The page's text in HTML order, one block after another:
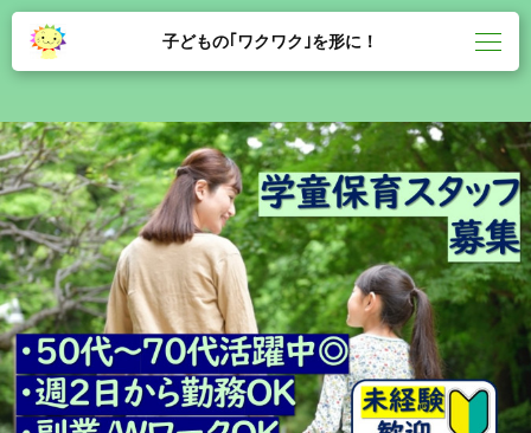
子どもの｢ワクワク｣を形に！